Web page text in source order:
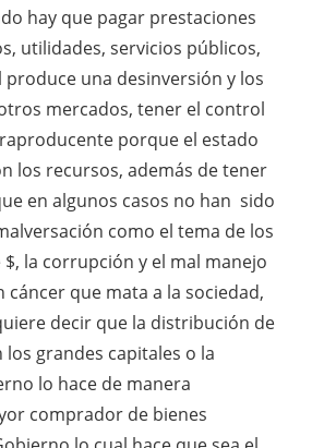
hay que pagar prestaciones
utilidades, servicios públicos,
una desinversión y los
mercados, tener el control
porque el estado
los recursos, además de tener
en algunos casos no han sido
como el tema de los
la corrupción y el mal manejo
cáncer que mata a la sociedad,
decir que la distribución de
los grandes capitales o la
lo hace de manera
comprador de bienes